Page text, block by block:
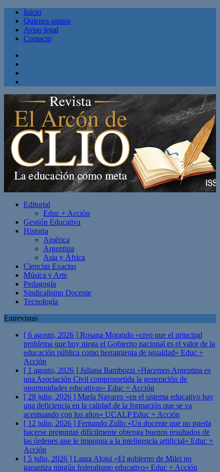
Inicio
Quienes somos
Aviso legal
Contacto
Editorial
Educ + Acción
Gestión Educativa
Historia
América
Argentina
Asia y África
Ciencias Exactas
Música y Arte
Pedagogía
Sindicalismo Docente
Tecnología
Entrevistas
[ 6 agosto, 2026 ] Rosana Morando «creo que el principal
problema que hoy niega el Gobierno nacional es el valor de la
educación pública como herramienta de igualdad» Educ +
Acción
[ 1 agosto, 2026 ] Juliana Bambozzi «Hacemos Argentina es
una Asociación Civil comprometida la generación de
oportunidades educativas» Educ + Acción
[ 28 julio, 2026 ] María Navarro «en el sistema educativo hay
una deficiencia en la calidad de la formación que se va
acentuando con los años» UCALPEduc + Acción
[ 12 julio, 2026 ] Fernando Zullo «Un docente que no pueda
hacerse preguntas difícilmente obtenga buenos resultados de
las órdenes que le imponga a la inteligencia artificial» Educ +
Acción
[ 5 julio, 2026 ] Laura Aloisi «El gobierno de Milei no
garantiza ningún federalismo educativo» Educ + Acción